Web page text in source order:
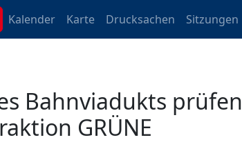
Kalender Karte Drucksachen Sitzungen
Bahnviadukts
GRÜNE